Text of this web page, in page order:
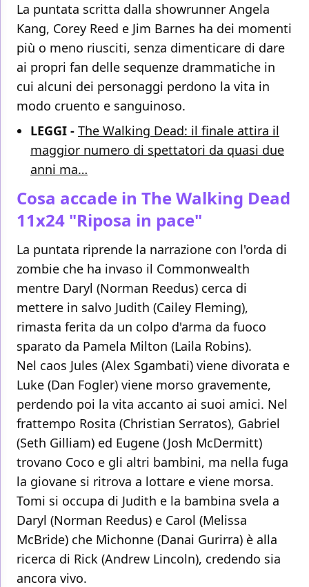
La puntata scritta dalla showrunner Angela
Kang, Corey Reed e Jim Barnes ha dei momenti
più o meno riusciti, senza dimenticare di dare
ai propri fan delle sequenze drammatiche in
cui alcuni dei personaggi perdono la vita in
modo cruento e sanguinoso.
LEGGI - The Walking Dead: il finale attira il
maggior numero di spettatori da quasi due
anni ma…
Cosa accade in The Walking Dead
11x24 "Riposa in pace"
La puntata riprende la narrazione con l'orda di
zombie che ha invaso il Commonwealth
mentre Daryl (Norman Reedus) cerca di
mettere in salvo Judith (Cailey Fleming),
rimasta ferita da un colpo d'arma da fuoco
sparato da Pamela Milton (Laila Robins).
Nel caos Jules (Alex Sgambati) viene divorata e
Luke (Dan Fogler) viene morso gravemente,
perdendo poi la vita accanto ai suoi amici. Nel
frattempo Rosita (Christian Serratos), Gabriel
(Seth Gilliam) ed Eugene (Josh McDermitt)
trovano Coco e gli altri bambini, ma nella fuga
la giovane si ritrova a lottare e viene morsa.
Tomi si occupa di Judith e la bambina svela a
Daryl (Norman Reedus) e Carol (Melissa
McBride) che Michonne (Danai Gurirra) è alla
ricerca di Rick (Andrew Lincoln), credendo sia
ancora vivo.